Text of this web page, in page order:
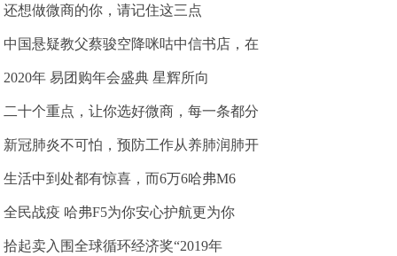
还想做微商的你，请记住这三点
中国悬疑教父蔡骏空降咪咕中信书店，在
2020年 易团购年会盛典 星辉所向
二十个重点，让你选好微商，每一条都分
新冠肺炎不可怕，预防工作从养肺润肺开
生活中到处都有惊喜，而6万6哈弗M6
全民战疫 哈弗F5为你安心护航更为你
拾起卖入围全球循环经济奖“2019年